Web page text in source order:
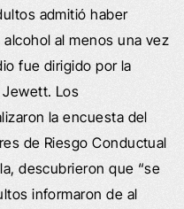
admitió haber
al menos una vez
fue dirigido por la
Jewett. Los
la encuesta del
de Riesgo Conductual
descubrieron que “se
informaron de al